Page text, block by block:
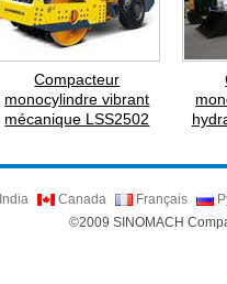
Compacteur
monocylindre vibrant
mécanique LSS2502
Canada Français
©2009 SINOMACH